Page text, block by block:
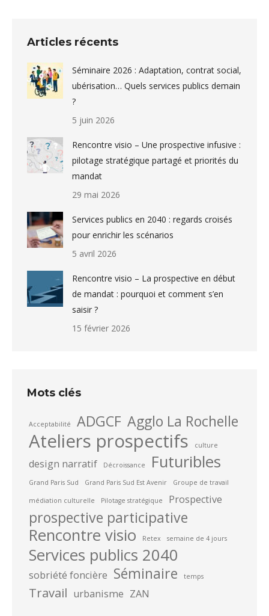
Articles récents
Séminaire 2026 : Adaptation, contrat social,
ubérisation… Quels services publics demain
?
5 juin 2026
Rencontre visio – Une prospective infusive :
pilotage stratégique partagé et priorités du
mandat
29 mai 2026
Services publics en 2040 : regards croisés
pour enrichir les scénarios
5 avril 2026
Rencontre visio – La prospective en début
de mandat : pourquoi et comment s’en
saisir ?
15 février 2026
Mots clés
Acceptabilité ADGCF Agglo La Rochelle
Ateliers prospectifs culture
design narratif Décroissance Futuribles
Grand Paris Sud Grand Paris Sud Est Avenir Groupe de travail
médiation culturelle Pilotage stratégique Prospective
prospective participative
Rencontre visio Retex semaine de 4 jours
Services publics 2040
sobriété foncière Séminaire temps
Travail urbanisme ZAN